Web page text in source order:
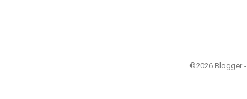
©2026 Blogger -